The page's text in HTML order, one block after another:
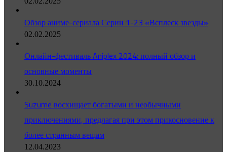
Обзор аниме-сериала Серии 1-23 «Всплеск звезды»
02.02.2025
Онлайн-фестиваль Aniplex 2024: полный обзор и
основные моменты
30.10.2024
Suzume восхищает богатыми и необычными
приключениями, предлагая при этом прикосновение к
более странным вещам
12.04.2023